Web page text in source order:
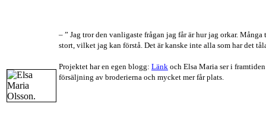
– ” Jag tror den vanligaste frågan jag får är hur jag orkar.
stort, vilket jag kan förstå. Det är kanske inte alla som har det
Projektet har en egen blogg: Länk och Elsa Maria ser i
försäljning av broderierna och mycket mer får plats.